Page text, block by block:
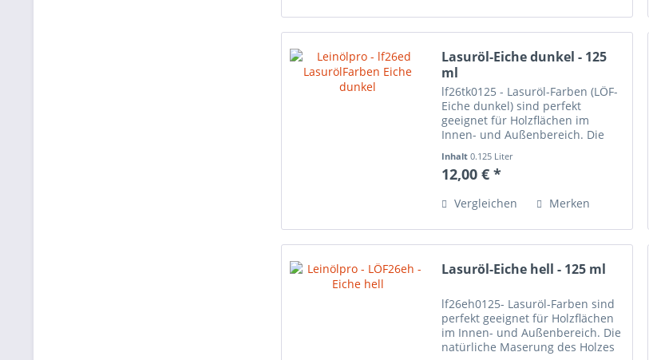
Lasuröl-Eiche dunkel - 125
ml
lf26tk0125 - Lasuröl-Farben (LÖF-
Eiche dunkel) sind perfekt
geeignet für Holzflächen im
Innen- und Außenbereich. Die
scheint auch nach dem Anstrich
der Lasuröl-Farbe durch und wird
Inhalt0.125 Liter
12,00 € *
Vergleichen Merken
Lasuröl-Eiche hell - 125 ml
lf26eh0125- Lasuröl-Farben sind
perfekt geeignet für Holzflächen
im Innen- und Außenbereich. Die
natürliche Maserung des Holzes